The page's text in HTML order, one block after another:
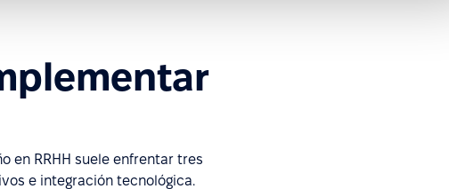
en RRHH suele enfrentar tres
e integración tecnológica.